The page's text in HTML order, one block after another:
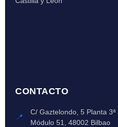
CONTACTO
📍
C/ Gaztelondo, 5 Planta 3ª
Módulo 51, 48002 Bilbao